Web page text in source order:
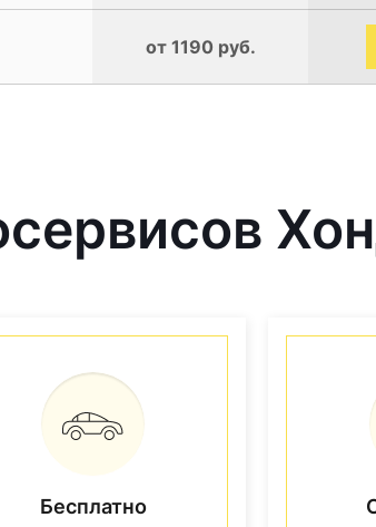
от 1190 руб.
Бесплатно